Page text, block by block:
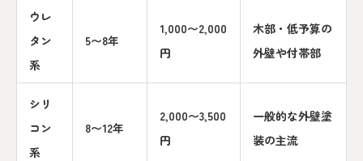
ウレ
タン
系
5〜8年
1,000〜2,000
円
木部・低予算の
外壁や付帯部
シリ
コン
系
8〜12年
2,000〜3,500
円
一般的な外壁塗
装の主流